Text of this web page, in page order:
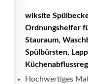
wiksite
Ordnungshelfer
Stauraum,
Spülbürsten,
Hochwertiges